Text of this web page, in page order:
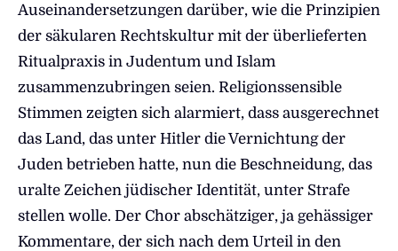
Auseinandersetzungen darüber, wie die Prinzipien
der säkularen Rechtskultur mit der überlieferten
Ritualpraxis in Judentum und Islam
zusammenzubringen seien. Religionssensible
Stimmen zeigten sich alarmiert, dass ausgerechnet
das Land, das unter Hitler die Vernichtung der
Juden betrieben hatte, nun die Beschneidung, das
uralte Zeichen jüdischer Identität, unter Strafe
stellen wolle. Der Chor abschätziger, ja gehässiger
Kommentare, der sich nach dem Urteil in den